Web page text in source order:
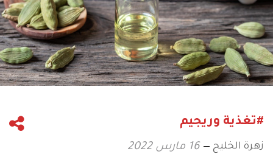
#تغذية وريجيم
زهرة الخليج 16 مارس 2022